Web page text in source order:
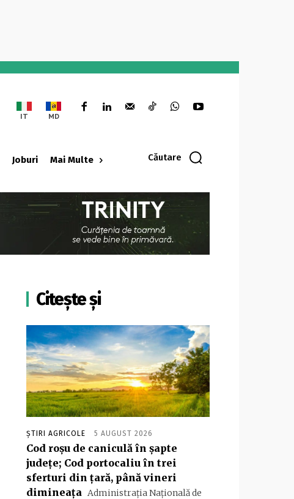
IT MD
Joburi Mai Multe Căutare
Citește și
ȘTIRI AGRICOLE 5 AUGUST 2026
Cod roşu de caniculă în şapte
judeţe; Cod portocaliu în trei
sferturi din ţară, până vineri
dimineaţa Administraţia Naţională de